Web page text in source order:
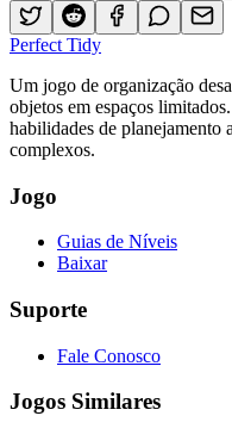
Perfect Tidy
Um jogo de organização
objetos em espaços
habilidades de planejamento
complexos.
Jogo
Guias de Níveis
Baixar
Suporte
Fale Conosco
Jogos Similares